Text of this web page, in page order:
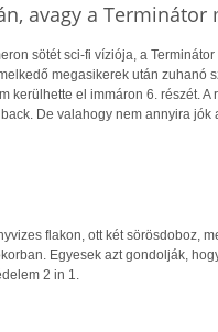
avagy a
sötét sci-fi víziója, a
megasikerek után zuhanó
kerülhette el immáron 6. részét.
De valahogy nem annyira
flakon, ott két sörösdoboz,
Egyesek azt gondolják,
2 in 1.